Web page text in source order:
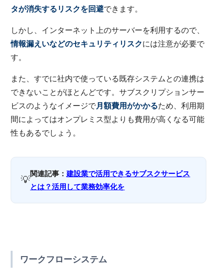
タが消失するリスクを回避できます。
しかし、インターネット上のサーバーを利用するので、
情報漏えいなどのセキュリティリスクには注意が必要で
す。
また、すでに社内で使っている既存システムとの連携は
できないことがほとんどです。サブスクリプションサー
ビスのようなイメージで月額費用がかかるため、利用期
間によってはオンプレミス型よりも費用が高くなる可能
性もあるでしょう。
💡
関連記事：建設業で活用できるサブスクサービス
とは？活用して業務効率化を
ワークフローシステム